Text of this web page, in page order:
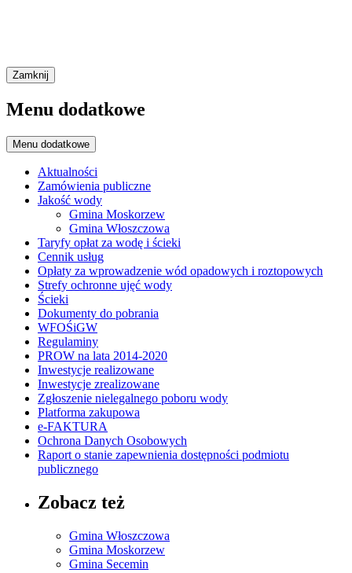
Zamknij
Menu dodatkowe
Menu dodatkowe
Aktualności
Zamówienia publiczne
Jakość wody
Gmina Moskorzew
Gmina Włoszczowa
Taryfy opłat za wodę i ścieki
Cennik usług
Opłaty za wprowadzenie wód opadowych i roztopowych
Strefy ochronne ujęć wody
Ścieki
Dokumenty do pobrania
WFOŚiGW
Regulaminy
PROW na lata 2014-2020
Inwestycje realizowane
Inwestycje zrealizowane
Zgłoszenie nielegalnego poboru wody
Platforma zakupowa
e-FAKTURA
Ochrona Danych Osobowych
Raport o stanie zapewnienia dostępności podmiotu
publicznego
Zobacz też
Gmina Włoszczowa
Gmina Moskorzew
Gmina Secemin